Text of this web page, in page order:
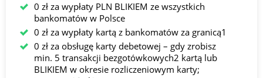
0 zł za wypłaty PLN BLIKIEM ze wszystkich
bankomatów w Polsce
0 zł za wypłaty kartą z bankomatów za granicą1
0 zł za obsługę karty debetowej – gdy zrobisz
min. 5 transakcji bezgotówkowych2 kartą lub
BLIKIEM w okresie rozliczeniowym karty;